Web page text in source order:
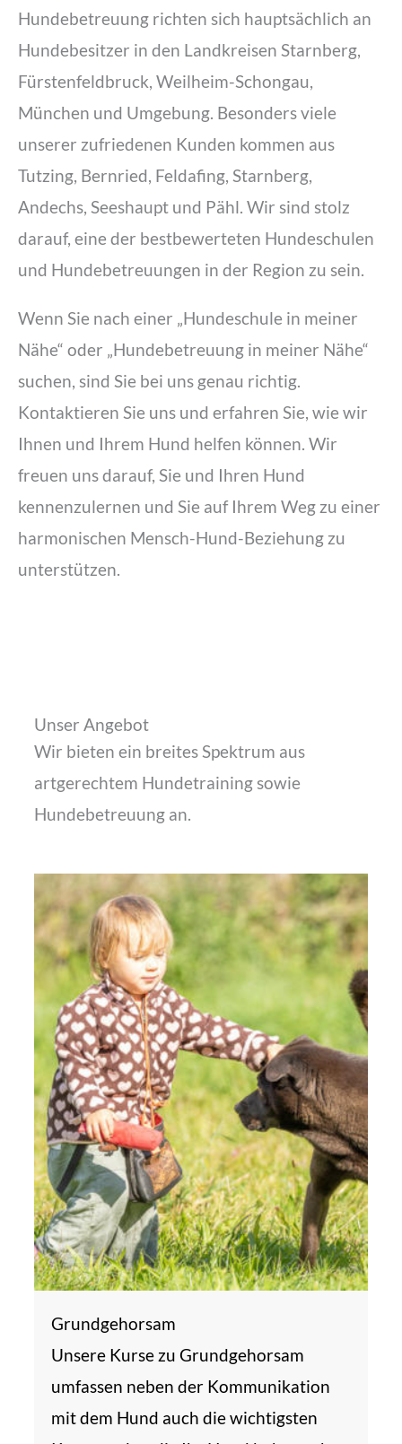
Hundebetreuung richten sich hauptsächlich an
Hundebesitzer in den Landkreisen Starnberg,
Fürstenfeldbruck, Weilheim-Schongau,
München und Umgebung. Besonders viele
unserer zufriedenen Kunden kommen aus
Tutzing, Bernried, Feldafing, Starnberg,
Andechs, Seeshaupt und Pähl. Wir sind stolz
darauf, eine der bestbewerteten Hundeschulen
und Hundebetreuungen in der Region zu sein.
Wenn Sie nach einer „Hundeschule in meiner
Nähe“ oder „Hundebetreuung in meiner Nähe“
suchen, sind Sie bei uns genau richtig.
Kontaktieren Sie uns und erfahren Sie, wie wir
Ihnen und Ihrem Hund helfen können. Wir
freuen uns darauf, Sie und Ihren Hund
kennenzulernen und Sie auf Ihrem Weg zu einer
harmonischen Mensch-Hund-Beziehung zu
unterstützen.
Unser Angebot
Wir bieten ein breites Spektrum aus
artgerechtem Hundetraining sowie
Hundebetreuung an.
Grundgehorsam
Unsere Kurse zu Grundgehorsam
umfassen neben der Kommunikation
mit dem Hund auch die wichtigsten